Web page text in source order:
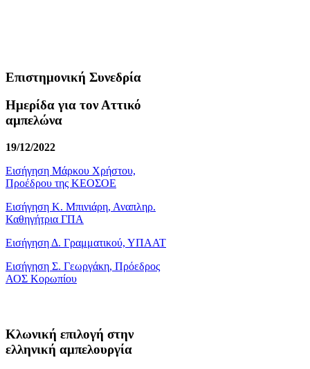
Επιστημονική Συνεδρία
Ημερίδα για τον Αττικό
αμπελώνα
19/12/2022
Εισήγηση Μάρκου Χρήστου,
Προέδρου της ΚΕΟΣΟΕ
Εισήγηση Κ. Μπινιάρη, Αναπληρ.
Καθηγήτρια ΓΠΑ
Εισήγηση Δ. Γραμματικού, ΥΠΑΑΤ
Εισήγηση Σ. Γεωργάκη, Πρόεδρος
ΑΟΣ Κορωπίου
Κλωνική επιλογή στην
ελληνική αμπελουργία